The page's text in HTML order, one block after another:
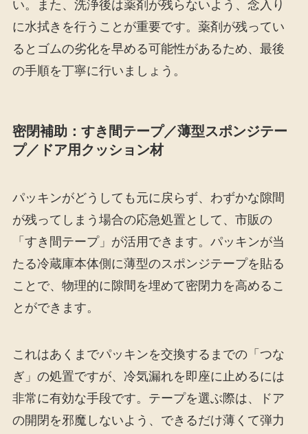
い。また、洗浄後は薬剤が残らないよう、念入り
に水拭きを行うことが重要です。薬剤が残ってい
るとゴムの劣化を早める可能性があるため、最後
の手順を丁寧に行いましょう。
密閉補助：すき間テープ／薄型スポンジテー
プ／ドア用クッション材
パッキンがどうしても元に戻らず、わずかな隙間
が残ってしまう場合の応急処置として、市販の
「すき間テープ」が活用できます。パッキンが当
たる冷蔵庫本体側に薄型のスポンジテープを貼る
ことで、物理的に隙間を埋めて密閉力を高めるこ
とができます。
これはあくまでパッキンを交換するまでの「つな
ぎ」の処置ですが、冷気漏れを即座に止めるには
非常に有効な手段です。テープを選ぶ際は、ドア
の開閉を邪魔しないよう、できるだけ薄くて弾力